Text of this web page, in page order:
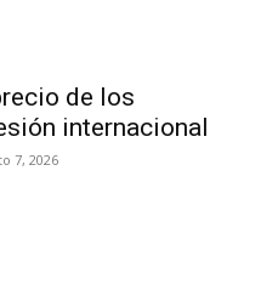
de los
internacional
7, 2026